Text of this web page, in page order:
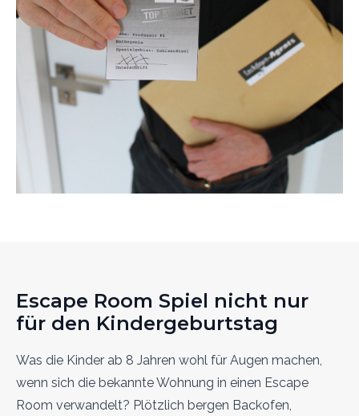
Escape Room Spiel nicht nur
für den Kindergeburtstag
Was die Kinder ab 8 Jahren wohl für Augen machen,
wenn sich die bekannte Wohnung in einen Escape
Room verwandelt? Plötzlich bergen Backofen,